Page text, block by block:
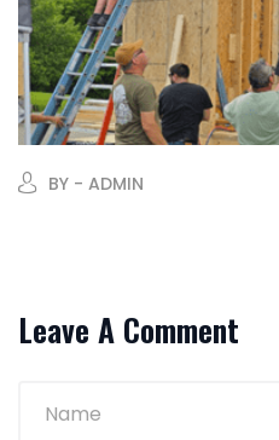
BY - ADMIN
Leave A Comment